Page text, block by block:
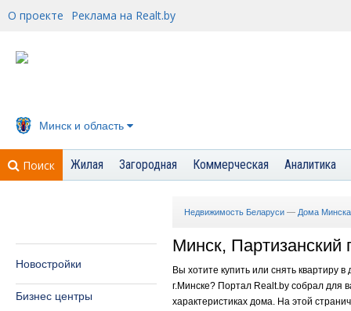
О проекте Реклама на Realt.by
Минск и область
Поиск Жилая Загородная Коммерческая Аналитика
Новостройки
Бизнес центры
Недвижимость Беларуси — Дома Минска
Минск, Партизанский
Вы хотите купить или снять квартиру
г.Минске? Портал Realt.by собрал
характеристиках дома. На этой